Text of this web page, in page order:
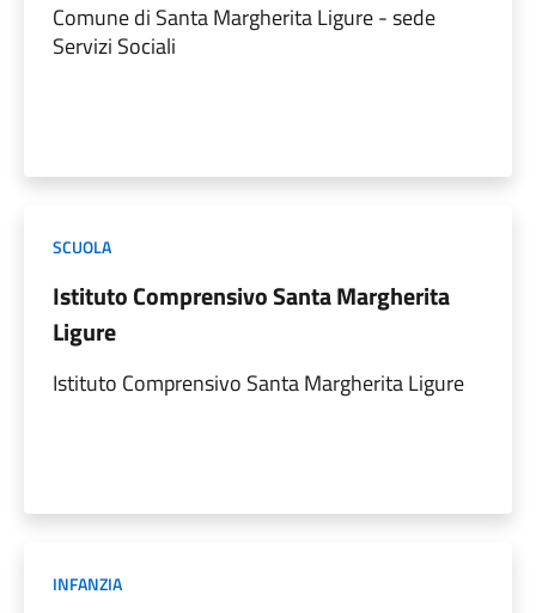
Comune di Santa Margherita Ligure - sede
Servizi Sociali
SCUOLA
Istituto Comprensivo Santa Margherita
Ligure
Istituto Comprensivo Santa Margherita Ligure
INFANZIA